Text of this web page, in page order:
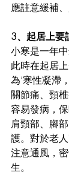
應註意緩補、
3、起居上要
小寒是一年
此時在起居
為‘寒性凝滯
關節痛、頸
容易發病，
肩頸部、腳
護。對於老
注意通風，
生。